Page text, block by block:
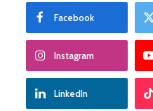
Facebook
Instagram
LinkedIn